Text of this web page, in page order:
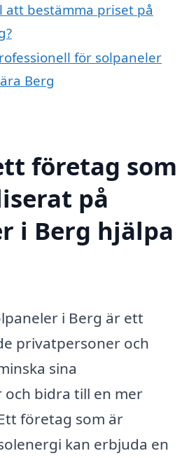
att bestämma priset på
för solpaneler
Berg
företag som
på
i Berg hjälpa
i Berg är ett
privatpersoner och
sina
bidra till en mer
företag som är
kan erbjuda en